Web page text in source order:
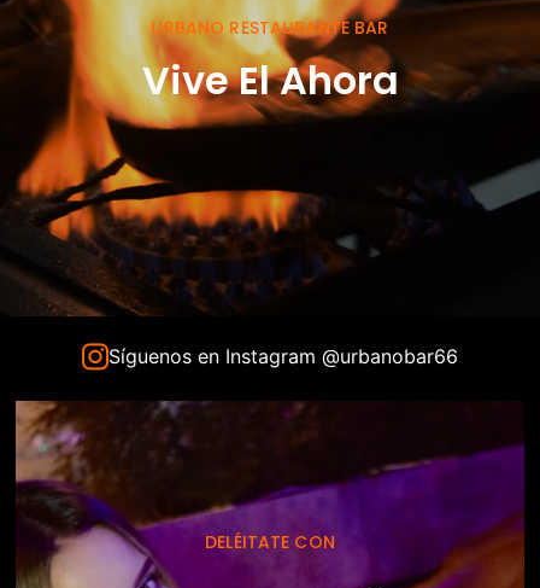
URBANO RESTAURANTE BAR
Vive El Ahora
Síguenos en Instagram @urbanobar66
DELÉITATE CON